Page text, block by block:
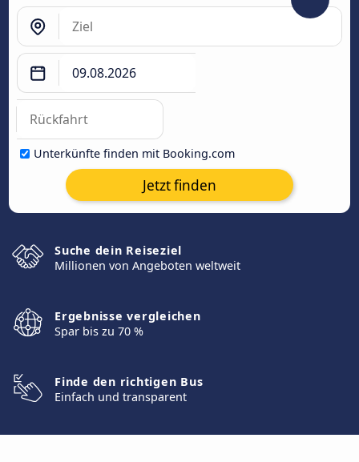
Unterkünfte finden mit Booking.com
Jetzt finden
Suche dein Reiseziel
Millionen von Angeboten weltweit
Ergebnisse vergleichen
Spar bis zu 70 %
Finde den richtigen Bus
Einfach und transparent